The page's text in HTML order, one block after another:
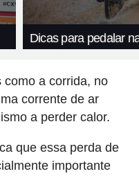
Dicas para pedalar
como a corrida, no
corrente de ar
a perder calor.
que essa perda de
importante